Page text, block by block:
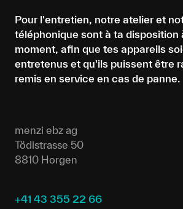
Pour l'entretien, notre atelier et
téléphonique sont à ta disposition
moment, afin que tes appareils
entretenus et qu'ils puissent être
remis en service en cas de panne.
menzi ebz ag
Tödistrasse 50
8810 Horgen
+41 43 355 22 66